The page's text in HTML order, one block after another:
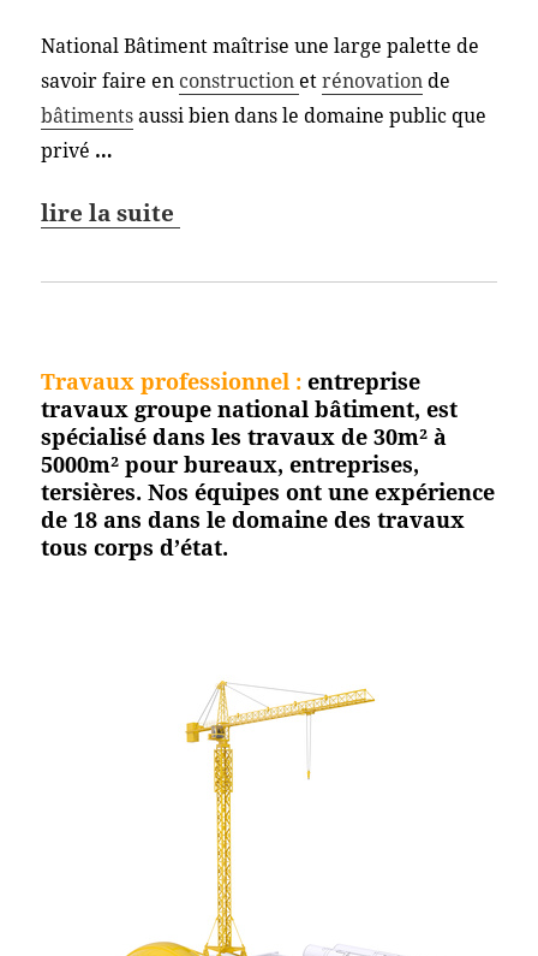
National Bâtiment maîtrise une large palette de
savoir faire en construction etrénovationde
bâtimentsaussi bien dans le domaine public que
privé …
lire la suite
Travaux professionnel : entreprise
travaux groupe national bâtiment, est
spécialisé dans les travaux de 30m² à
5000m² pour bureaux, entreprises,
tersières. Nos équipes ont une expérience
de 18 ans dans le domaine des travaux
tous corps d’état.